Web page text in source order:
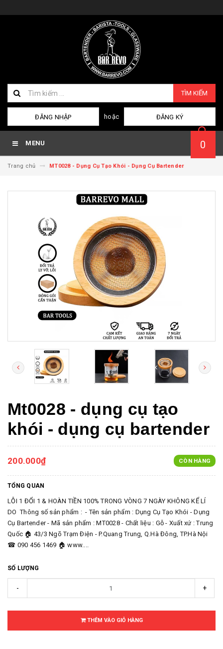
TÌM KIẾM
ĐĂNG NHẬP hoặc ĐĂNG KÝ
MENU 0
Trang chủ MT0028 - Dụng Cụ Tạo Khói - Dụng Cụ Bartender
Mt0028 - dụng cụ tạo
khói - dụng cụ bartender
200.000₫ CÒN HÀNG
TỔNG QUAN
LỖI 1 ĐỔI 1 & HOÀN TIỀN 100% TRONG VÒNG 7 NGÀY KHÔNG KỂ LÍ
DO Thông số sản phẩm : - Tên sản phẩm : Dụng Cụ Tạo Khói - Dụng
Cụ Bartender - Mã sản phẩm : MT0028 - Chất liệu : Gỗ - Xuất xứ : Trung
Quốc 🏠 43/3 Ngõ Trạm Điện - P.Quang Trung, Q.Hà Đông, TP.Hà Nội
☎ 090 456 1469 🏠 www....
SỐ LƯỢNG
- +
THÊM VÀO GIỎ HÀNG